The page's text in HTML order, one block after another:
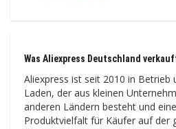
Was Aliexpress Deutschland
Aliexpress ist seit 2010 in Betrieb
Laden, der aus kleinen
anderen Ländern besteht und
Produktvielfalt für Käufer auf der